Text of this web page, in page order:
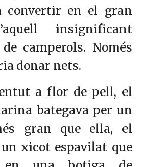
convertir en el gran
insignificant
camperols. Només
donar nets.
a flor de pell, el
bategava per un
gran que ella, el
xicot espavilat que